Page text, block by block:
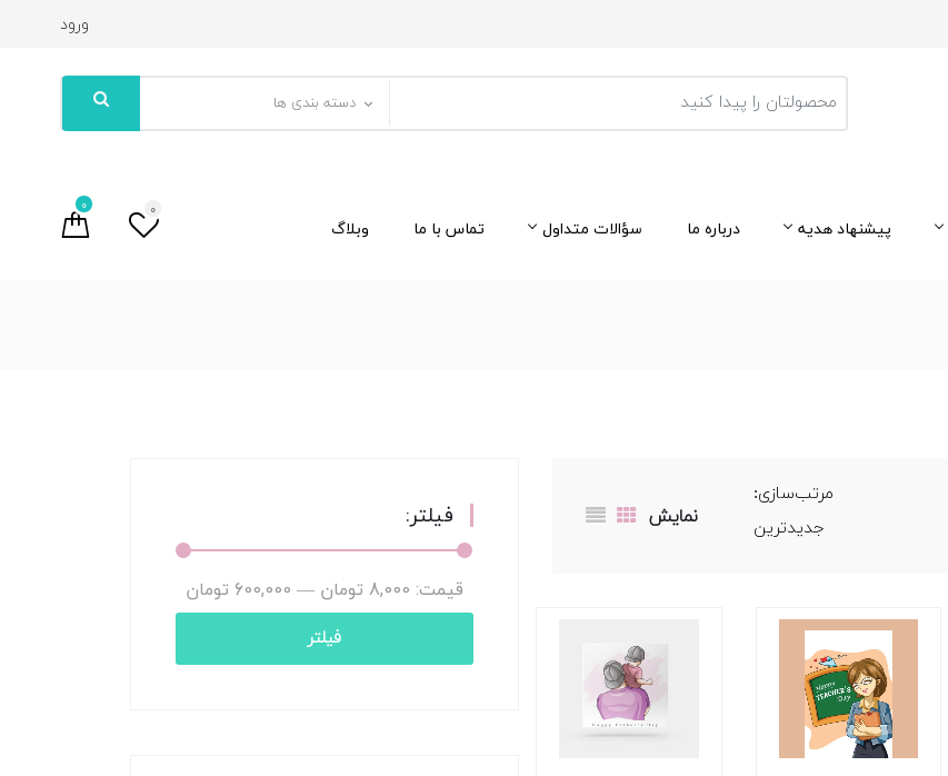
ورود
دسته بندی ها
پیشنهاد هدیه درباره ما سؤالات متداول تماس با ما وبلاگ
0
0
مرتب‌سازی:
نمایش فیلتر:
فیلتر
قیمت: 8,000 تومان — 600,000 تومان